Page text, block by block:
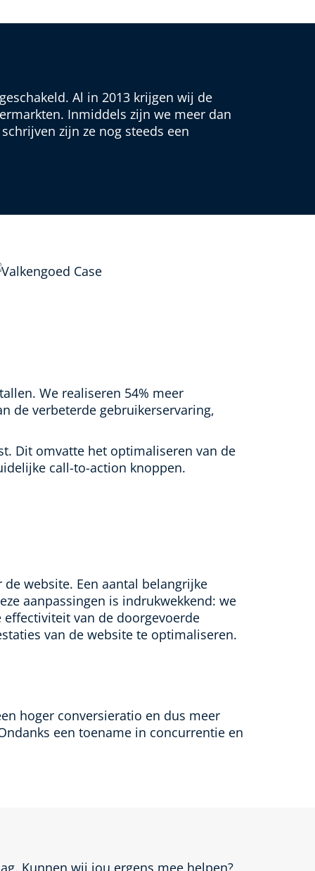
Al in 2013 krijgen wij de
Inmiddels zijn we meer dan
zijn ze nog steeds een
We realiseren 54% meer
de verbeterde gebruikerservaring,
Dit omvatte het optimaliseren van de
call-to-action knoppen.
website. Een aantal belangrijke
aanpassingen is indrukwekkend: we
effectiviteit van de doorgevoerde
van de website te optimaliseren.
hoger conversieratio en dus meer
een toename in concurrentie en
Kunnen wij jou ergens mee helpen?